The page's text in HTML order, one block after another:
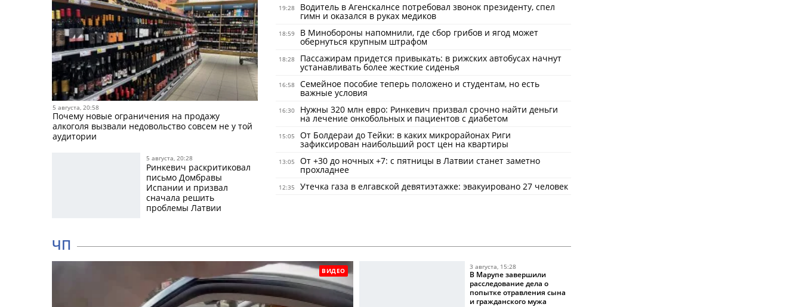
5 августа, 20:58
Почему новые ограничения на продажу
алкоголя вызвали недовольство совсем не у той
аудитории
5 августа, 20:28
Ринкевич раскритиковал
письмо Домбравы
Испании и призвал
сначала решить
проблемы Латвии
19:28 Водитель в Агенскалнсе потребовал звонок президенту, спел
гимн и оказался в руках медиков
18:59 В Минобороны напомнили, где сбор грибов и ягод может
обернуться крупным штрафом
18:28 Пассажирам придется привыкать: в рижских автобусах начнут
устанавливать более жесткие сиденья
16:58 Семейное пособие теперь положено и студентам, но есть
важные условия
16:30 Нужны 320 млн евро: Ринкевич призвал срочно найти деньги
на лечение онкобольных и пациентов с диабетом
15:05 От Болдераи до Тейки: в каких микрорайонах Риги
зафиксирован наибольший рост цен на квартиры
13:05 От +30 до ночных +7: с пятницы в Латвии станет заметно
прохладнее
12:35 Утечка газа в елгавской девятиэтажке: эвакуировано 27 человек
ЧП
ВИДЕО 3 августа, 15:28
В Марупе завершили
расследование дела о
попытке отравления сына
и гражданского мужа